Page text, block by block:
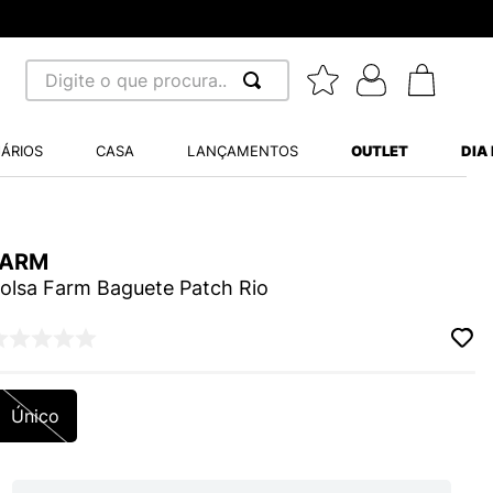
Digite o que procura...
CASA LANÇAMENTOS OUTLET DIA
Farm Baguete Patch Rio
Único
BALANCE 530
BABY